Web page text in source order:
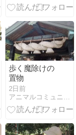
歩く魔除けの
置物
2日前